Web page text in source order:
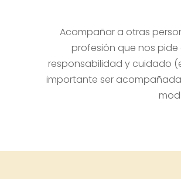
Acompañar a otras
profesión que nos
responsabilidad y cuidado
importante ser